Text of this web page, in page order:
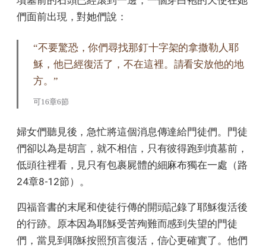
們面前出現，對她們說：
“不要驚恐，你們尋找那釘十字架的拿撒勒人耶
穌，他已經復活了，不在這裡。請看安放他的地
方。”
可16章6節
婦女們聽見後，急忙將這個消息傳達給門徒們。門徒
們卻以為是胡言，就不相信，只有彼得跑到墳墓前，
低頭往裡看，見只有包裹屍體的細麻布獨在一處（路
24章8-12節）。
四福音書的末尾和使徒行傳的開頭記錄了耶穌復活後
的行跡。原本因為耶穌受苦殉難而感到失望的門徒
們，當見到耶穌按照預言復活，信心更確實了。他們